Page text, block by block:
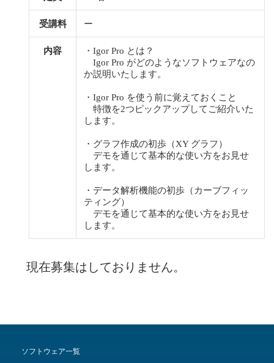
受講料 ー
内容
・Igor Pro とは？
Igor Pro がどのようなソフトウェアなの
か説明いたします。
・Igor Pro を使う前に覚えておくこと
特徴を2つピックアップしてご紹介いた
します。
・グラフ作成の初歩（XY グラフ）
デモを通じて基本的な使い方をお見せ
します。
・データ解析機能の初歩（カーブフィッ
ティング）
デモを通じて基本的な使い方をお見せ
します。
現在募集はしておりません。
ソフトウェア一覧